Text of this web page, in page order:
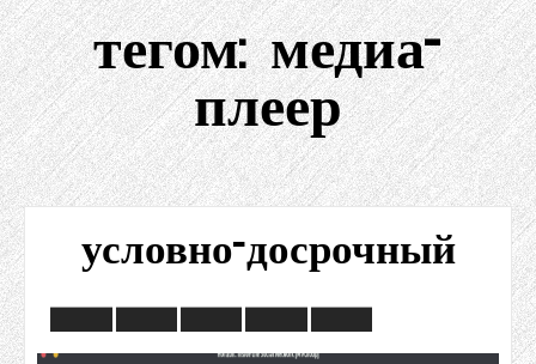
тегом:медиа-
плеер
условно-досрочный